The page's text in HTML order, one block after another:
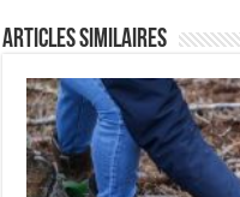
Articles Similaires